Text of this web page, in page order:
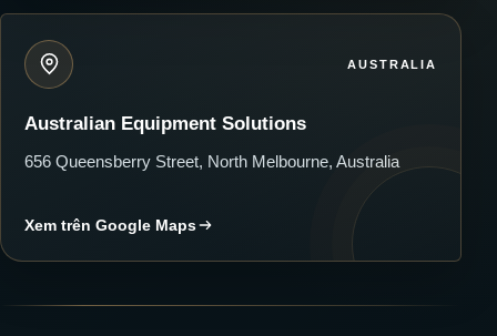
AUSTRALIA
Australian Equipment Solutions
656 Queensberry Street, North Melbourne, Australia
Xem trên Google Maps